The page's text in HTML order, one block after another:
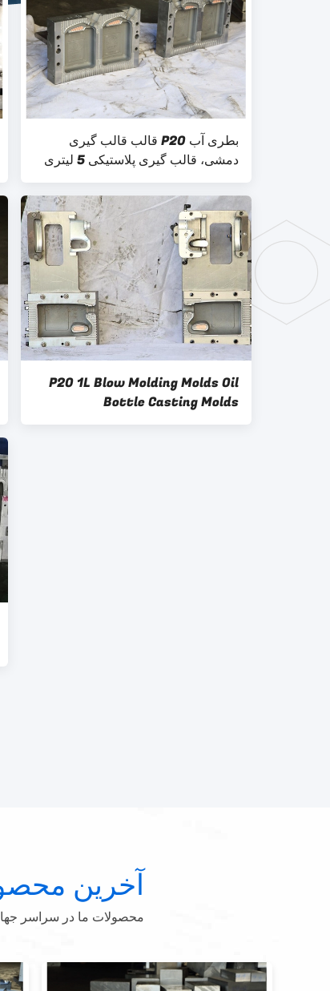
بطری آب P20 قالب قالب گیری
دمشی، قالب گیری پلاستیکی 5 لیتری
P20 1L Blow Molding Molds Oil
Bottle Casting Molds
آخرین
محصولات ما در سراسر